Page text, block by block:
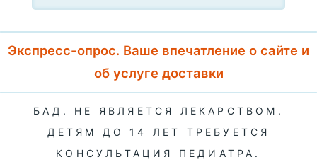
Экспресс-опрос. Ваше впечатление о сайте и
об услуге доставки
БАД. НЕ ЯВЛЯЕТСЯ ЛЕКАРСТВОМ.
ДЕТЯМ ДО 14 ЛЕТ ТРЕБУЕТСЯ
КОНСУЛЬТАЦИЯ ПЕДИАТРА.